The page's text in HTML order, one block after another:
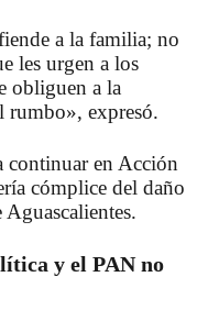
a la familia; no
les urgen a los
obliguen a la
rumbo», expresó.
en Acción
cómplice del daño
Aguascalientes.
y el PAN no